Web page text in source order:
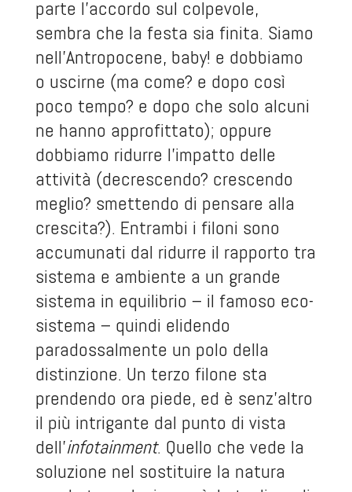
parte l’accordo sul colpevole,
sembra che la festa sia finita. Siamo
nell’Antropocene, baby! e dobbiamo
o uscirne (ma come? e dopo così
poco tempo? e dopo che solo alcuni
ne hanno approfittato); oppure
dobbiamo ridurre l’impatto delle
attività (decrescendo? crescendo
meglio? smettendo di pensare alla
crescita?). Entrambi i filoni sono
accumunati dal ridurre il rapporto tra
sistema e ambiente a un grande
sistema in equilibrio – il famoso eco-
sistema – quindi elidendo
paradossalmente un polo della
distinzione. Un terzo filone sta
prendendo ora piede, ed è senz’altro
il più intrigante dal punto di vista
dell’infotainment. Quello che vede la
soluzione nel sostituire la natura